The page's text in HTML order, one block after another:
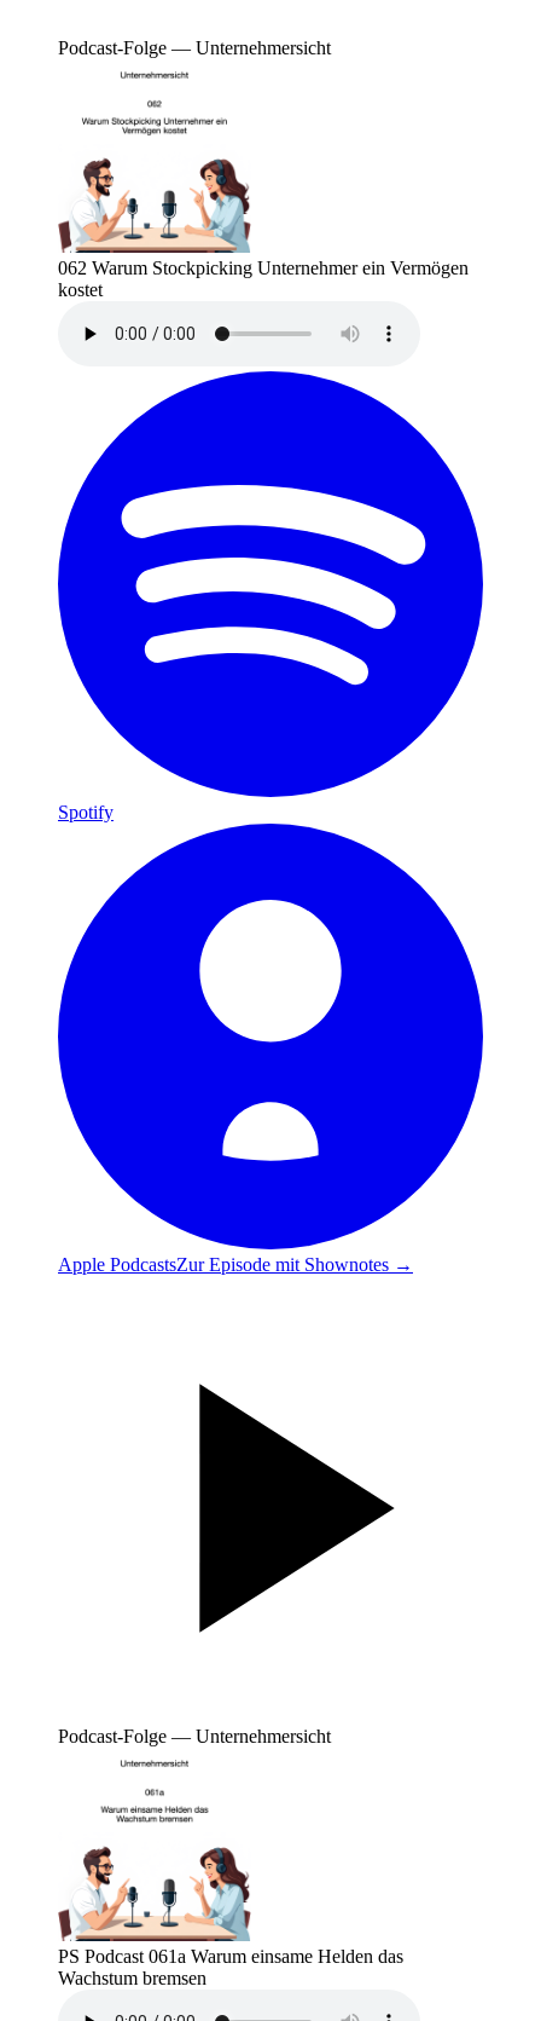
Podcast-Folge — Unternehmersicht
062 Warum Stockpicking Unternehmer ein Vermögen
kostet
Spotify
Apple PodcastsZur Episode mit Shownotes →
Podcast-Folge — Unternehmersicht
PS Podcast 061a Warum einsame Helden das
Wachstum bremsen